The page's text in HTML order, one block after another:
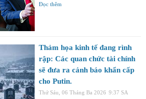
Đọc thêm
Thảm họa kinh tế đang rình
rập: Các quan chức tài chính
sẽ đưa ra cảnh báo khẩn cấp
cho Putin.
Thứ Sáu, 06 Tháng Ba 2026 9:37 SA